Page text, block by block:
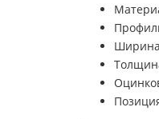
Ширина